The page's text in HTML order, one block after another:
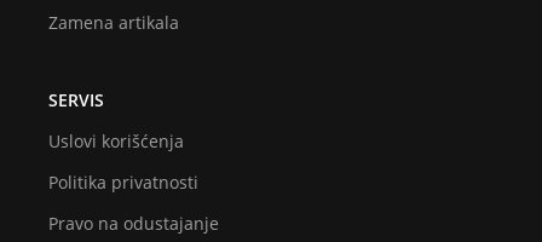
Zamena artikala
SERVIS
Uslovi korišćenja
Politika privatnosti
Pravo na odustajanje